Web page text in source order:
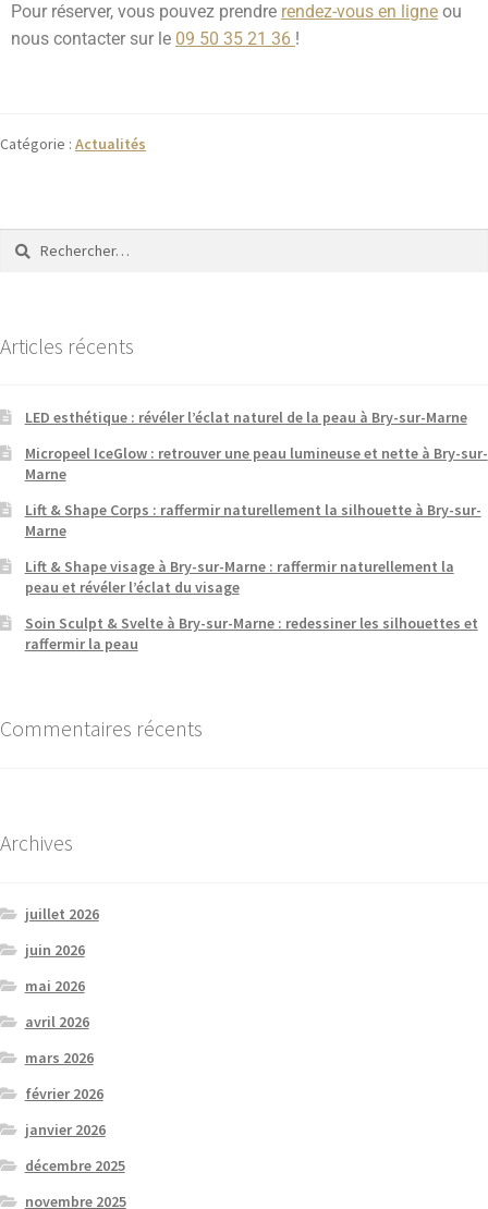
Pour réserver, vous pouvez prendre rendez-vous en ligne ou
nous contacter sur le 09 50 35 21 36 !
Catégorie : Actualités
Articles récents
LED esthétique : révéler l’éclat naturel de la peau à Bry-sur-Marne
Micropeel IceGlow : retrouver une peau lumineuse et nette à Bry-sur-
Marne
Lift & Shape Corps : raffermir naturellement la silhouette à Bry-sur-
Marne
Lift & Shape visage à Bry-sur-Marne : raffermir naturellement la
peau et révéler l’éclat du visage
Soin Sculpt & Svelte à Bry-sur-Marne : redessiner les silhouettes et
raffermir la peau
Commentaires récents
Archives
juillet 2026
juin 2026
mai 2026
avril 2026
mars 2026
février 2026
janvier 2026
décembre 2025
novembre 2025